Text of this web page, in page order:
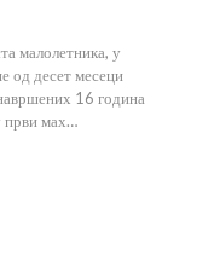
малолетника, у
од десет месеци
16 година
први мах…